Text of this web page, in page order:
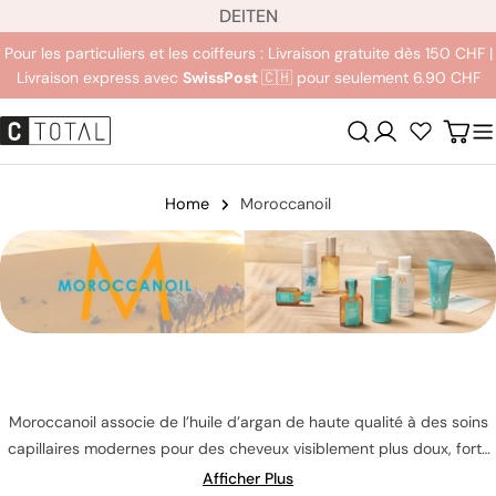
contenu
a
n
g
u
e
DE EN
IT
Pour les particuliers et les coiffeurs : Livraison gratuite dès 150 CHF |
Livraison express avec SwissPost🇨🇭 pour seulement 6.90 CHF
Se
connecter
Home Moroccanoil
Moroccanoil associe de l’huile d’argan de haute qualité à des soins
capillaires modernes pour des cheveux visiblement plus doux, forts
et brillants. Découvrez des solutions professionnelles pour la
Afficher Plus